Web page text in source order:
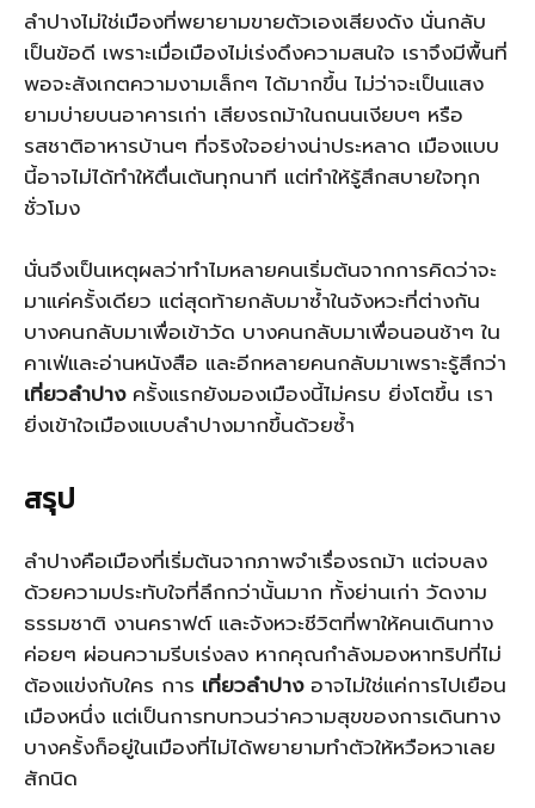
ลำปางไม่ใช่เมืองที่พยายามขายตัวเองเสียงดัง นั่นกลับ
เป็นข้อดี เพราะเมื่อเมืองไม่เร่งดึงความสนใจ เราจึงมีพื้นที่
พอจะสังเกตความงามเล็กๆ ได้มากขึ้น ไม่ว่าจะเป็นแสง
ยามบ่ายบนอาคารเก่า เสียงรถม้าในถนนเงียบๆ หรือ
รสชาติอาหารบ้านๆ ที่จริงใจอย่างน่าประหลาด เมืองแบบ
นี้อาจไม่ได้ทำให้ตื่นเต้นทุกนาที แต่ทำให้รู้สึกสบายใจทุก
ชั่วโมง
นั่นจึงเป็นเหตุผลว่าทำไมหลายคนเริ่มต้นจากการคิดว่าจะ
มาแค่ครั้งเดียว แต่สุดท้ายกลับมาซ้ำในจังหวะที่ต่างกัน
บางคนกลับมาเพื่อเข้าวัด บางคนกลับมาเพื่อนอนช้าๆ ใน
คาเฟ่และอ่านหนังสือ และอีกหลายคนกลับมาเพราะรู้สึกว่า
เที่ยวลำปางครั้งแรกยังมองเมืองนี้ไม่ครบ ยิ่งโตขึ้น เรา
ยิ่งเข้าใจเมืองแบบลำปางมากขึ้นด้วยซ้ำ
สรุป
ลำปางคือเมืองที่เริ่มต้นจากภาพจำเรื่องรถม้า แต่จบลง
ด้วยความประทับใจที่ลึกกว่านั้นมาก ทั้งย่านเก่า วัดงาม
ธรรมชาติ งานคราฟต์ และจังหวะชีวิตที่พาให้คนเดินทาง
ค่อยๆ ผ่อนความรีบเร่งลง หากคุณกำลังมองหาทริปที่ไม่
ต้องแข่งกับใคร การ เที่ยวลำปางอาจไม่ใช่แค่การไปเยือน
เมืองหนึ่ง แต่เป็นการทบทวนว่าความสุขของการเดินทาง
บางครั้งก็อยู่ในเมืองที่ไม่ได้พยายามทำตัวให้หวือหวาเลย
สักนิด